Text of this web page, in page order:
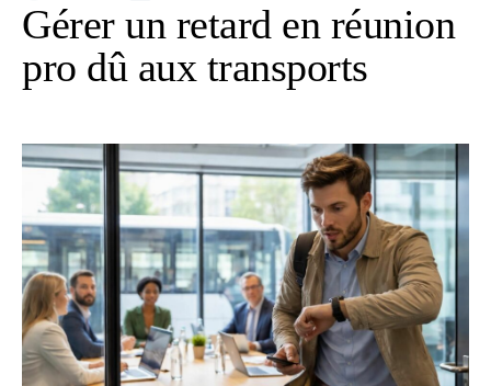
Gérer un retard en réunion
pro dû aux transports